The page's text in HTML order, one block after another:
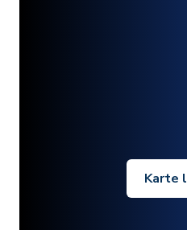
Karte